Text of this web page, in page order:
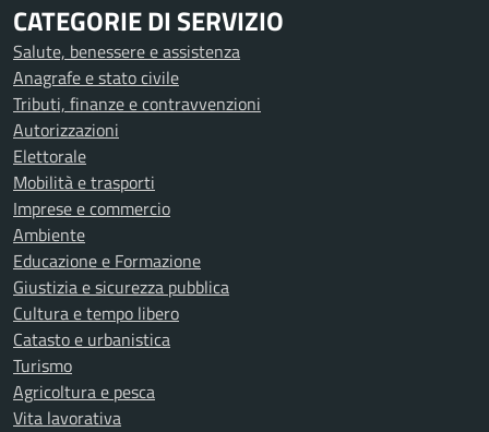
CATEGORIE DI SERVIZIO
Salute, benessere e assistenza
Anagrafe e stato civile
Tributi, finanze e contravvenzioni
Autorizzazioni
Elettorale
Mobilità e trasporti
Imprese e commercio
Ambiente
Educazione e Formazione
Giustizia e sicurezza pubblica
Cultura e tempo libero
Catasto e urbanistica
Turismo
Agricoltura e pesca
Vita lavorativa